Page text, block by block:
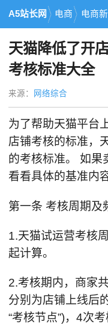
A5站长网 电商 电商
天猫降低了开
考核标准大全
来源： 网络综合
为了帮助天猫平台
店铺考核的标准，
的考核标准。 如果
看看具体的基准内容
第一条 考核周期及
1.天猫试运营考核
起计算。
2.考核期内，商家
分别为店铺上线后
“考核节点”)，4次